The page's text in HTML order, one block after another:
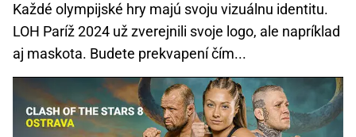
Každé olympijské hry majú svoju vizuálnu identitu.
LOH Paríž 2024 už zverejnili svoje logo, ale napríklad
aj maskota. Budete prekvapení čím...